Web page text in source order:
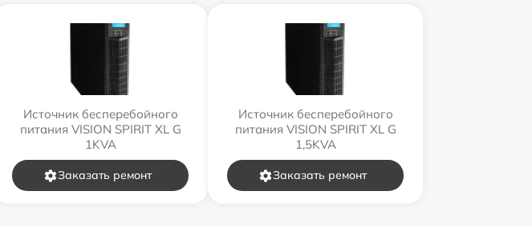
Источник бесперебойного
питания VISION SPIRIT XL G
1KVA
Заказать ремонт
Источник бесперебойного
питания VISION SPIRIT XL G
1,5KVA
Заказать ремонт